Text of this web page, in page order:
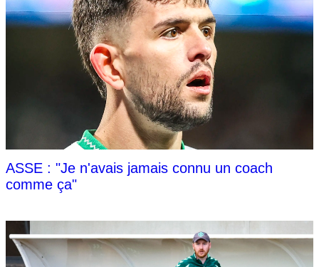
ASSE : "Je n'avais jamais connu un coach
comme ça"